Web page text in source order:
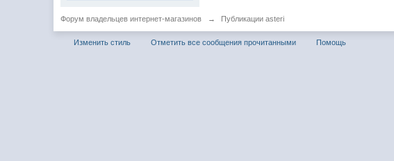
Форум владельцев интернет-магазинов → Публикации asteri
Изменить стиль Отметить все сообщения прочитанными Помощь